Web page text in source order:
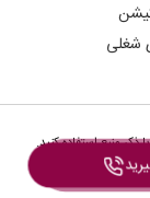
شغلی
منبع استفاده کنید.